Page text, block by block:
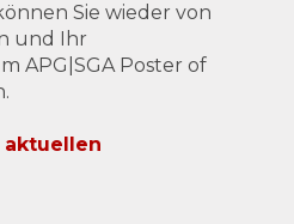
Sie wieder von
und Ihr
APG|SGA Poster of
aktuellen